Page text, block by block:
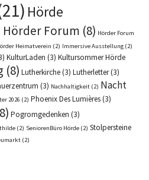
Hörde
Hörder Forum (8) Hörder Forum
Heimatverein (2) Immersive Ausstellung (2)
KulturLaden (3) Kultursommer Hörde
(8) Lutherkirche(3) Lutherletter(3)
(3) Nachhaltigkeit (2) Nacht
2026 (2) Phoenix Des Lumières(3)
Pogromgedenken (3)
(2) SeniorenBüro Hörde (2) Stolpersteine
(2)